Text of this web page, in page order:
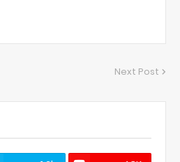
Next Post